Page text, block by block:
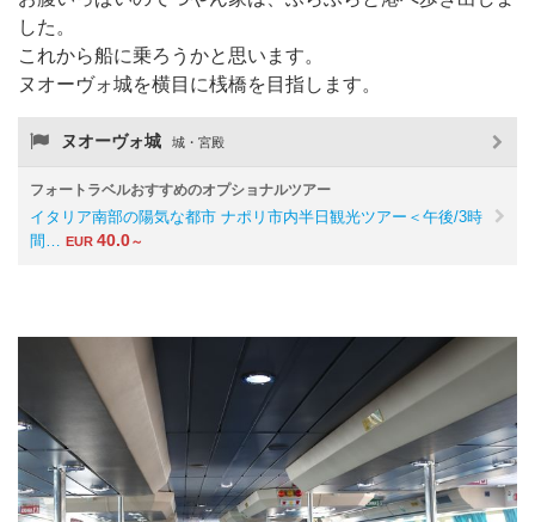
した。
これから船に乗ろうかと思います。
ヌオーヴォ城を横目に桟橋を目指します。
ヌオーヴォ城 城・宮殿
フォートラベルおすすめのオプショナルツアー
イタリア南部の陽気な都市 ナポリ市内半日観光ツアー＜午後/3時
間… EUR 40.0～